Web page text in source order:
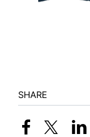
SHARE